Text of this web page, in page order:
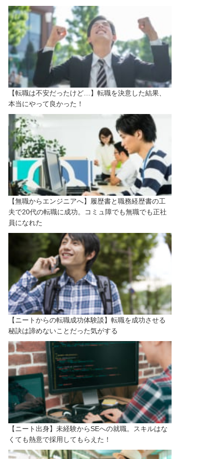
【転職は不安だったけど…】転職を決意した結果、
本当にやって良かった！
【無職からエンジニアへ】履歴書と職務経歴書の工
夫で20代の転職に成功。コミュ障でも無職でも正社
員になれた
【ニートからの転職成功体験談】転職を成功させる
秘訣は諦めないことだった気がする
【ニート出身】未経験からSEへの就職。スキルはな
くても熱意で採用してもらえた！